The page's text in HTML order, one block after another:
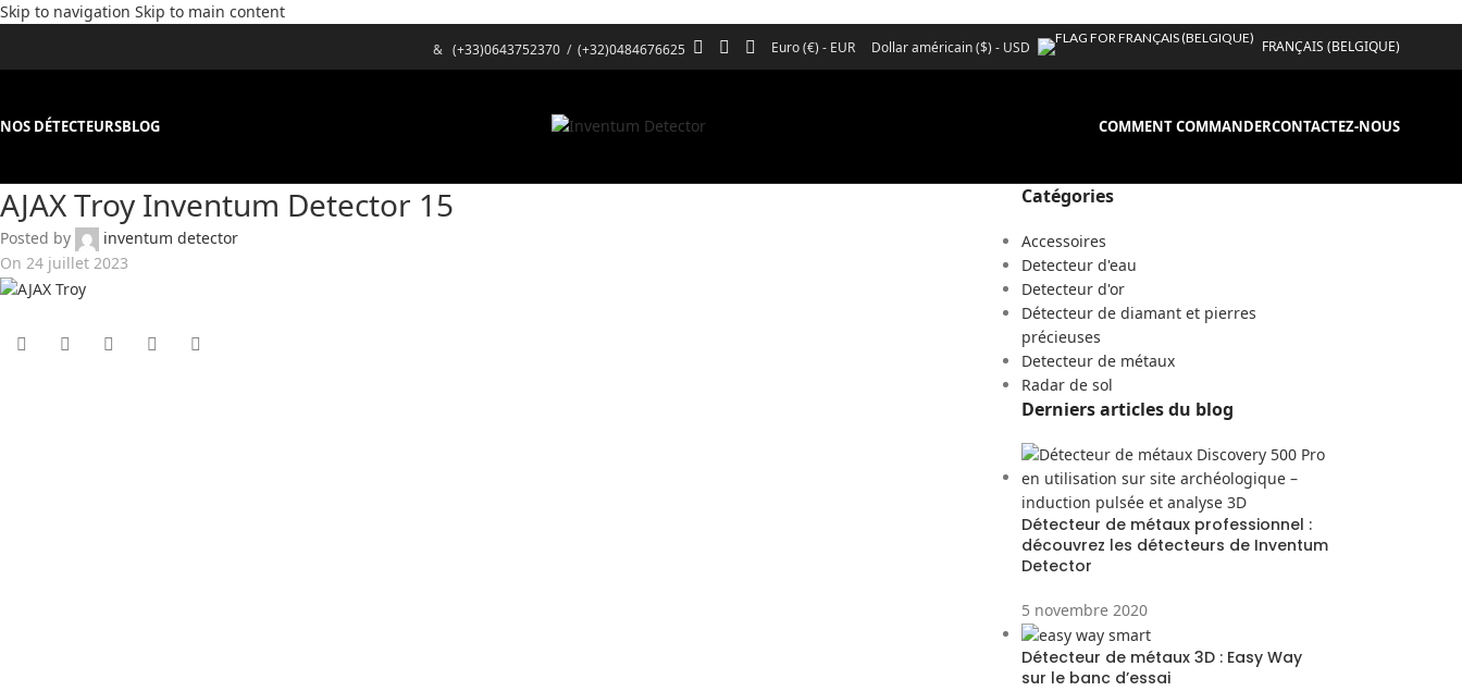
Skip to navigation Skip to main content
& (+33)0643752370/ (+32)0484676625 Euro (€) - EUR Dollar américain ($) - USD FRANÇAIS (BELGIQUE)
NOS DÉTECTEURSBLOG COMMENT COMMANDERCONTACTEZ-NOUS
AJAX Troy Inventum Detector 15
Posted by
inventum detector
On 24 juillet 2023
Catégories
Accessoires
Detecteur d'eau
Detecteur d'or
Détecteur de diamant et pierres
précieuses
Detecteur de métaux
Radar de sol
Derniers articles du blog
Détecteur de métaux professionnel :
découvrez les détecteurs de Inventum
Detector
5 novembre 2020
Détecteur de métaux 3D : Easy Way
sur le banc d’essai